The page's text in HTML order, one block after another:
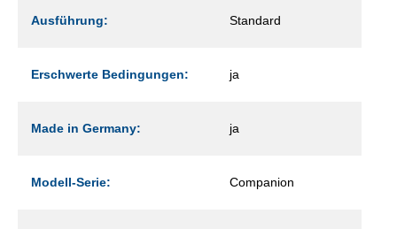
Ausführung: Standard
Erschwerte Bedingungen: ja
Made in Germany: ja
Modell-Serie: Companion